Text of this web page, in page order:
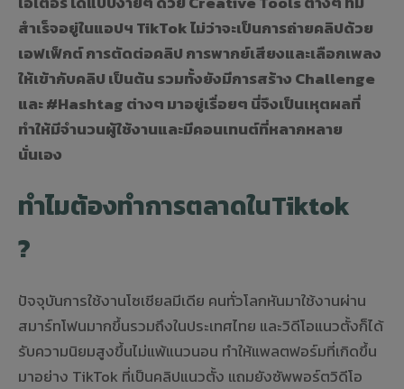
สำเร็จอยู่ในแอปฯ TikTok ไม่ว่าจะเป็นการถ่ายคลิปด้วย
เอฟเฟ็กต์ การตัดต่อคลิป การพากย์เสียงและเลือกเพลง
ให้เข้ากับคลิป เป็นต้น รวมทั้งยังมีการสร้าง Challenge
และ #Hashtag ต่างๆ มาอยู่เรื่อยๆ นี่จึงเป็นเหุตผลที่
ทำให้มีจำนวนผู้ใช้งานและมีคอนเทนต์ที่หลากหลาย
นั่นเอง
ทำไมต้องทำการตลาดในTiktok
?
ปัจจุบันการใช้งานโซเชียลมีเดีย คนทั่วโลกหันมาใช้งานผ่าน
สมาร์ทโฟนมากขึ้นรวมถึงในประเทศไทย และวิดีโอแนวตั้งก็ได้
รับความนิยมสูงขึ้นไม่แพ้แนวนอน ทำให้แพลตฟอร์มที่เกิดขึ้น
มาอย่าง TikTok ที่เป็นคลิปแนวตั้ง แถมยังซัพพอร์ตวิดีโอ